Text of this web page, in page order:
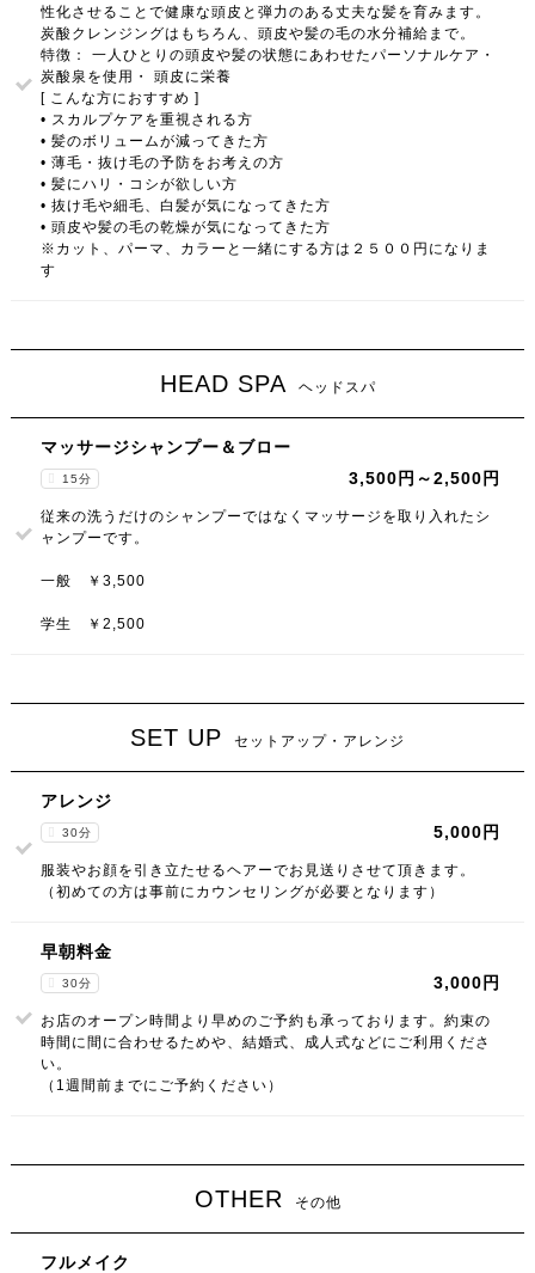
性化させることで健康な頭皮と弾力のある丈夫な髪を育みます。
炭酸クレンジングはもちろん、頭皮や髪の毛の水分補給まで。
特徴： 一人ひとりの頭皮や髪の状態にあわせたパーソナルケア・
炭酸泉を使用・ 頭皮に栄養
[ こんな方におすすめ ]
• スカルプケアを重視される方
• 髪のボリュームが減ってきた方
• 薄毛・抜け毛の予防をお考えの方
• 髪にハリ・コシが欲しい方
• 抜け毛や細毛、白髪が気になってきた方
• 頭皮や髪の毛の乾燥が気になってきた方
※カット、パーマ、カラーと一緒にする方は２５００円になりま
す
HEAD SPA ヘッドスパ
マッサージシャンプー＆ブロー
15分 3,500円～2,500円
従来の洗うだけのシャンプーではなくマッサージを取り入れたシ
ャンプーです。
一般 ￥3,500
学生 ￥2,500
SET UP セットアップ・アレンジ
アレンジ
30分 5,000円
服装やお顔を引き立たせるヘアーでお見送りさせて頂きます。
（初めての方は事前にカウンセリングが必要となります）
早朝料金
30分 3,000円
お店のオープン時間より早めのご予約も承っております。約束の
時間に間に合わせるためや、結婚式、成人式などにご利用くださ
い。
（1週間前までにご予約ください）
OTHER その他
フルメイク